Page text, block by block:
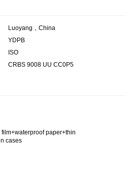
Luoyang，China
YDPB
ISO
CRBS 9008 UU CC0P5
paper+thin
cases